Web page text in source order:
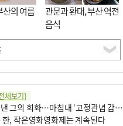
산의 여름
관문과 환대, 부산 역전
음식
체보기]
비바람 견뎌낸 그의 회화…마침내 ‘고정관념 감옥’서 해방
, 작은영화영화제는 계속된다